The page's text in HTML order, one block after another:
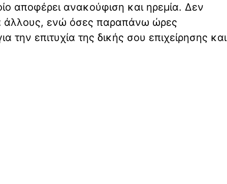
αποφέρει ανακούφιση και ηρεμία. Δεν
άλλους, ενώ όσες παραπάνω ώρες
την επιτυχία της δικής σου επιχείρησης και